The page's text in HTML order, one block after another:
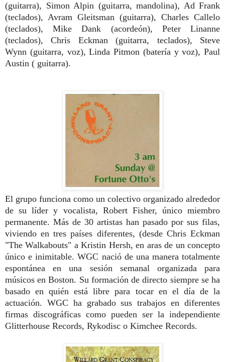
(guitarra), Simon Alpin (guitarra, mandolina), Ad Frank
(teclados), Avram Gleitsman (guitarra), Charles Callelo
(teclados), Mike Dank (acordeón), Peter Linanne
(teclados), Chris Eckman(guitarra, teclados), Steve
Wynn (guitarra, voz), Linda Pitmon (batería y voz), Paul
Austin ( guitarra).
El grupo funciona como un colectivo organizado alrededor
de su líder y vocalista, Robert Fisher, único miembro
permanente. Más de 30 artistas han pasado por sus filas,
viviendo en tres países diferentes, (desde Chris Eckman
"The Walkabouts" a Kristin Hersh, en aras de un concepto
único e inimitable.WGC nació de una manera totalmente
espontánea en una sesión semanal organizada para
músicos en Boston. Su formación de directo siempre se ha
basado en quién está libre para tocar en el día de la
actuación. WGC ha grabado sus trabajos en diferentes
firmas discográficas como pueden ser la independiente
Glitterhouse Records, Rykodisc o Kimchee Records.